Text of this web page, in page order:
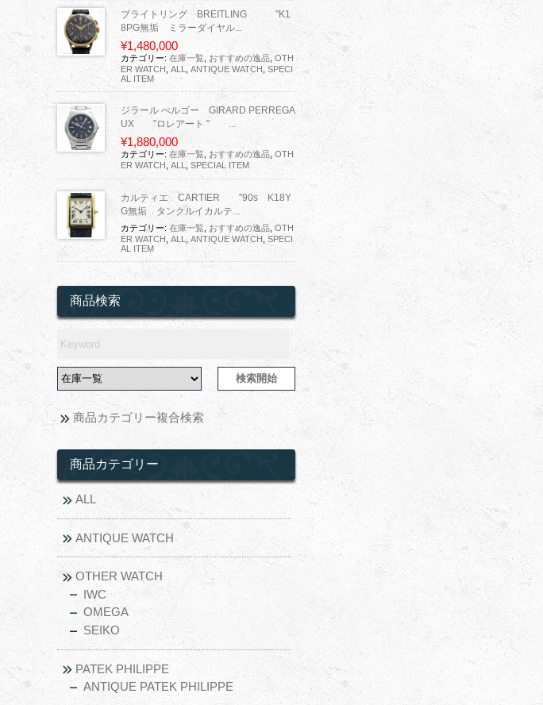
ブライトリング BREITLING ”K1
8PG無垢 ミラーダイヤル...
¥1,480,000
カテゴリー: 在庫一覧 おすすめの逸品 OTH
ER WATCH ALL ANTIQUE WATCH SPECI
AL ITEM
ジラール ぺルゴー GIRARD PERREGA
UX ”ロレアート ” ...
¥1,880,000
カテゴリー: 在庫一覧 おすすめの逸品 OTH
ER WATCH ALL SPECIAL ITEM
カルティエ CARTIER ”90s K18Y
G無垢 タンクルイカルテ...
カテゴリー: 在庫一覧 おすすめの逸品 ,OTH
ER WATCH ALL ANTIQUE WATCH SPECI
AL ITEM
商品検索
商品カテゴリー複合検索
商品カテゴリー
ALL
ANTIQUE WATCH
OTHER WATCH
IWC
OMEGA
SEIKO
PATEK PHILIPPE
ANTIQUE PATEK PHILIPPE